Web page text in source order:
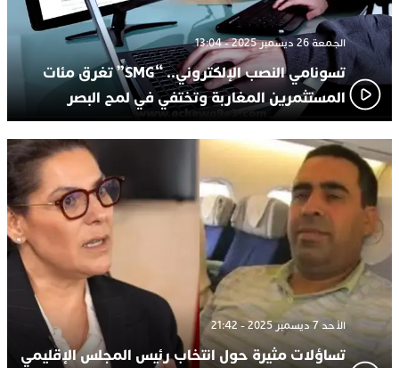
الجمعة 26 ديسمبر 2025 - 13:04
تسونامي النصب الإلكتروني.. “SMG” تغرق مئات
المستثمرين المغاربة وتختفي في لمح البصر
الأحد 7 ديسمبر 2025 - 21:42
تساؤلات مثيرة حول انتخاب رئيس المجلس الإقليمي